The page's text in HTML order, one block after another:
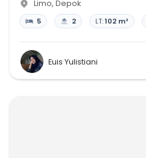
Limo, Depok
5 2 LT:102 m²
Euis Yulistiani